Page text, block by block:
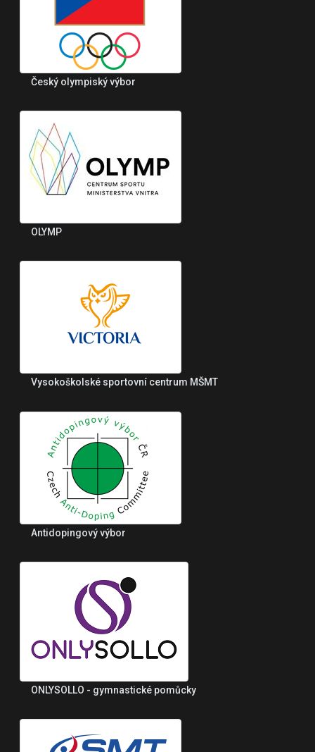
Český olympiský výbor
OLYMP
Vysokoškolské sportovní centrum MŠMT
Antidopingový výbor
ONLYSOLLO - gymnastické pomůcky